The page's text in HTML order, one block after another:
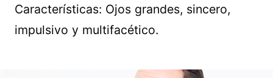
Características: Ojos grandes, sincero,
impulsivo y multifacético.